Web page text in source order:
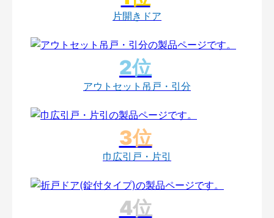
片開きドア
アウトセット吊戸・引分
巾広引戸・片引